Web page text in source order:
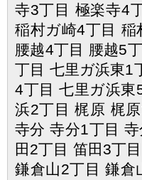
寺3丁目 極楽寺4
稲村ガ崎4丁目 稲
腰越4丁目 腰越5
丁目 七里ガ浜東1
4丁目 七里ガ浜東
浜2丁目 梶原 梶
寺分 寺分1丁目
田2丁目 笛田3丁
鎌倉山2丁目 鎌倉